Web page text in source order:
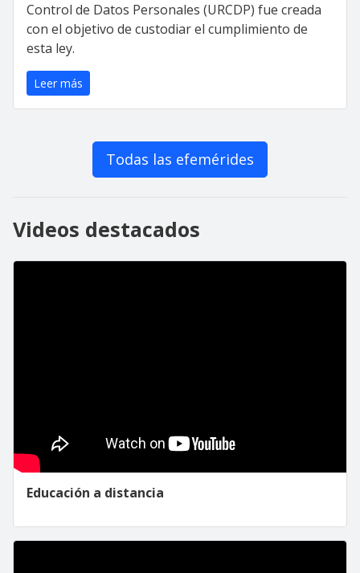
Control de Datos Personales (URCDP) fue creada
con el objetivo de custodiar el cumplimiento de
esta ley.
Leer más
Todas las efemérides
Videos destacados
Educación a distancia